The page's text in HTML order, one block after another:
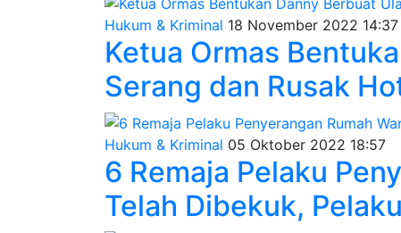
Hukum & Kriminal 18 November 2022 14:37
Ketua Ormas
Serang dan Rusak
Hukum & Kriminal 05 Oktober 2022 18:57
6 Remaja Pelaku
Telah Dibekuk,